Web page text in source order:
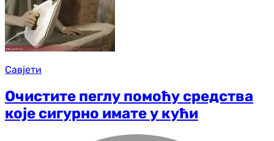
Савјети
Очистите пеглу помоћу средства
које сигурно имате у кући